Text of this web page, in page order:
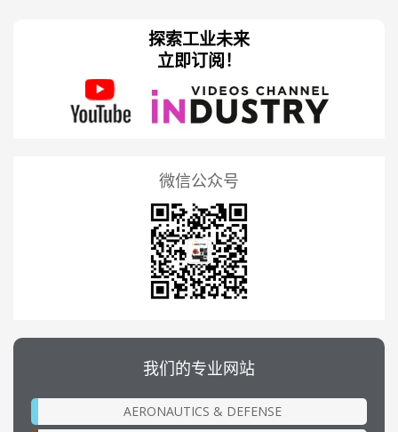
探索工业未来
立即订阅！
微信公众号
我们的专业网站
AERONAUTICS & DEFENSE